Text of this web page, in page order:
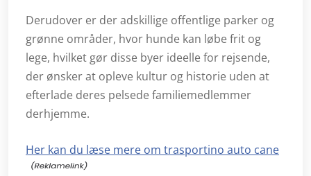
Derudover er der adskillige offentlige parker og
grønne områder, hvor hunde kan løbe frit og
lege, hvilket gør disse byer ideelle for rejsende,
der ønsker at opleve kultur og historie uden at
efterlade deres pelsede familiemedlemmer
derhjemme.
Her kan du læse mere om trasportino auto cane